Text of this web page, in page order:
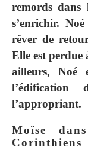
remords
s’enrichir.
rêver de
Elle est
ailleurs, Noé
Moïse
Corinthiens